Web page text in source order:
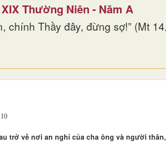
Thường Niên - Năm A
chính Thầy đây, đừng sợ!” (Mt
trở về nơi an nghỉ của cha ông và người